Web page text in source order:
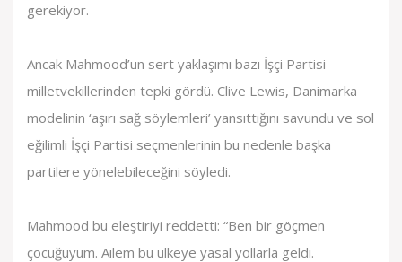
gerekiyor.
Ancak Mahmood’un sert yaklaşımı bazı İşçi Partisi
milletvekillerinden tepki gördü. Clive Lewis, Danimarka
modelinin ‘aşırı sağ söylemleri’ yansıttığını savundu ve sol
eğilimli İşçi Partisi seçmenlerinin bu nedenle başka
partilere yönelebileceğini söyledi.
Mahmood bu eleştiriyi reddetti: “Ben bir göçmen
çocuğuyum. Ailem bu ülkeye yasal yollarla geldi.